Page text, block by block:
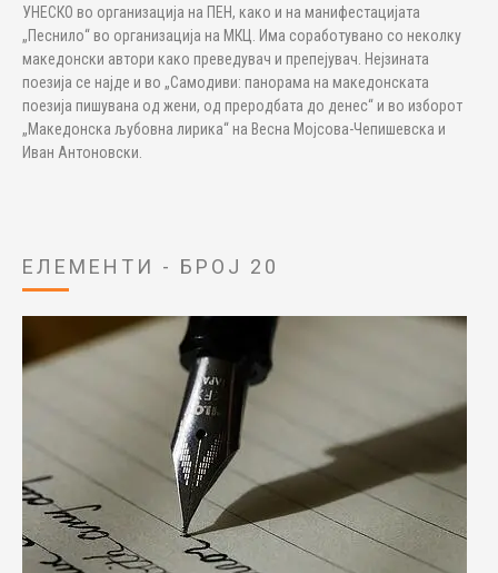
УНЕСКО во организација на ПЕН, како и на манифестацијата
„Песнило“ во организација на МКЦ. Има соработувано со неколку
македонски автори како преведувач и препејувач. Нејзината
поезија се најде и во „Самодиви: панорама на македонската
поезија пишувана од жени, од преродбата до денес“ и во изборот
„Македонска љубовна лирика“ на Весна Мојсова-Чепишевска и
Иван Антоновски.
ЕЛЕМЕНТИ - БРОЈ 20